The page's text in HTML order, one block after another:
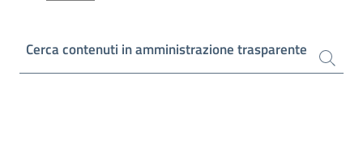
Cerca contenuti in amministrazione trasparente